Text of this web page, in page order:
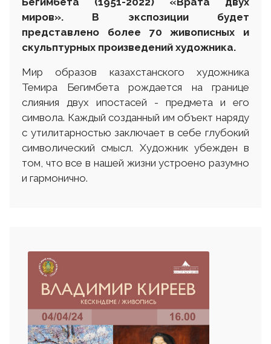
миров». В экспозиции будет
представлено более
70 живописных и
скульптурных произведений художника.
Мир образов казахстанского художника
Темира Бегимбета рождается на границе
слияния двух ипостасей - предмета и его
символа. Каждый созданный им объект наряду
с утилитарностью заключает в себе глубокий
символический смысл. Художник убежден в
том, что все в нашей жизни устроено разумно
и гармонично.